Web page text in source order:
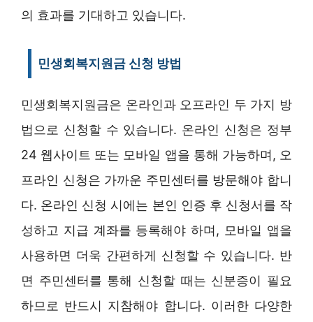
의 효과를 기대하고 있습니다.
민생회복지원금 신청 방법
민생회복지원금은 온라인과 오프라인 두 가지 방
법으로 신청할 수 있습니다. 온라인 신청은 정부
24 웹사이트 또는 모바일 앱을 통해 가능하며, 오
프라인 신청은 가까운 주민센터를 방문해야 합니
다. 온라인 신청 시에는 본인 인증 후 신청서를 작
성하고 지급 계좌를 등록해야 하며, 모바일 앱을
사용하면 더욱 간편하게 신청할 수 있습니다. 반
면 주민센터를 통해 신청할 때는 신분증이 필요
하므로 반드시 지참해야 합니다. 이러한 다양한